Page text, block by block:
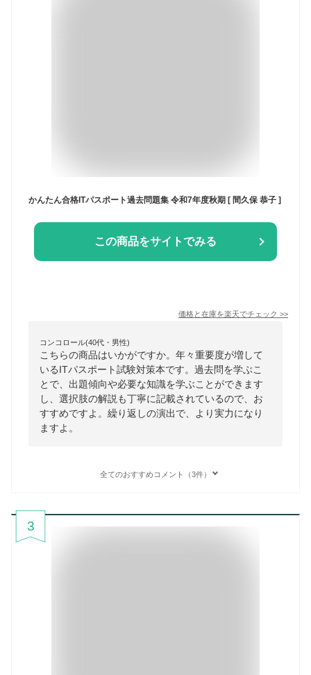
かんたん合格ITパスポート過去問題集 令和7年度秋期 [ 間久保 恭子 ]
この商品をサイトでみる
価格と在庫を楽天でチェック >>
コンコロール(40代・男性)
こちらの商品はいかがですか。年々重要度が増して
いるITパスポート試験対策本です。過去問を学ぶこ
とで、出題傾向や必要な知識を学ぶことができます
し、選択肢の解説も丁寧に記載されているので、お
すすめですよ。繰り返しの演出で、より実力になり
ますよ。
全てのおすすめコメント（3件）
3